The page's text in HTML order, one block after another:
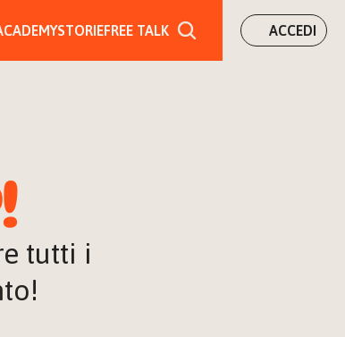
STORIEFREE TALK ACCEDI
tutti i